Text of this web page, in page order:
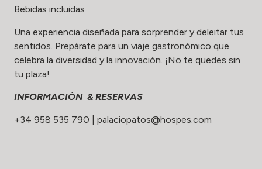
Bebidas incluidas
Una experiencia diseñada para sorprender y deleitar tus
sentidos. Prepárate para un viaje gastronómico que
celebra la diversidad y la innovación. ¡No te quedes sin
tu plaza!
INFORMACIÓN & RESERVAS
+34 958 535 790 palaciopatos@hospes.com